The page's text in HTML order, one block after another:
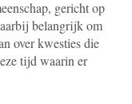
gericht op
belangrijk om
over kwesties die
tijd waarin er